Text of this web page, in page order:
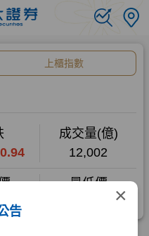
×
告